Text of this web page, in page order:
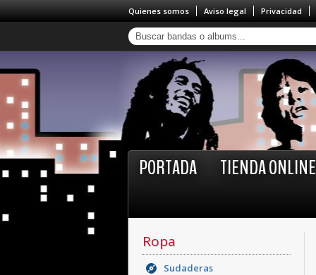
Quienes somos Aviso legal Privacidad
PORTADA TIENDA ONLINE
Ropa
Sudaderas